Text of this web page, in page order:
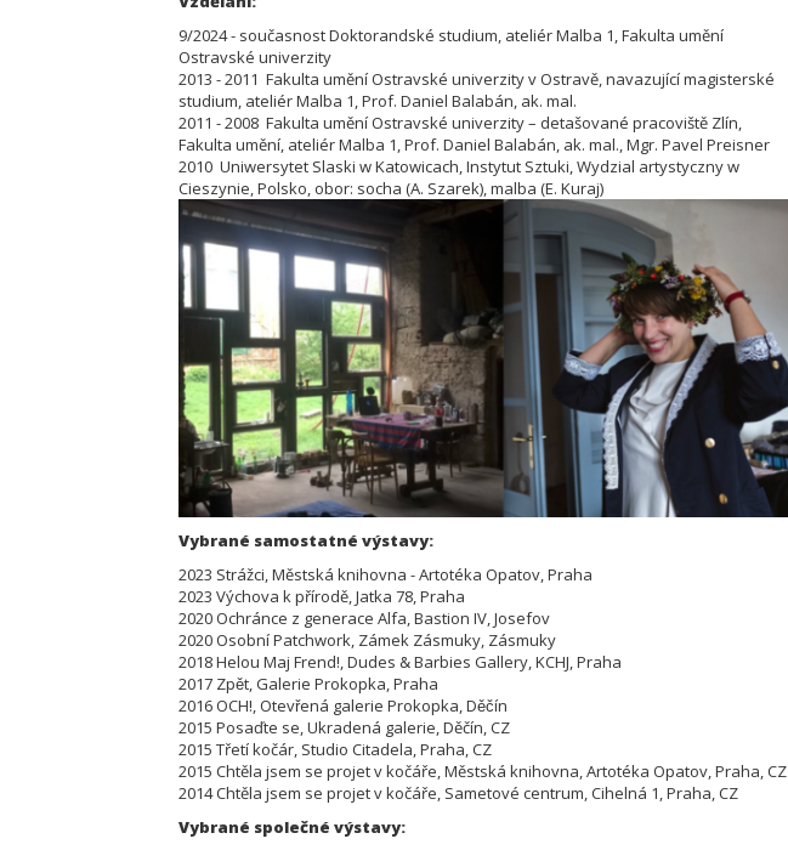
9/2024 - současnost Doktorandské studium, ateliér Malba 1, Fakulta umění
Ostravské univerzity
2013 - 2011 Fakulta umění Ostravské univerzity v Ostravě, navazující magisterské
studium, ateliér Malba 1, Prof. Daniel Balabán, ak. mal.
2011 - 2008 Fakulta umění Ostravské univerzity – detašované pracoviště Zlín,
Fakulta umění, ateliér Malba 1, Prof. Daniel Balabán, ak. mal., Mgr. Pavel Preisner
2010 Uniwersytet Slaski w Katowicach, Instytut Sztuki, Wydzial artystyczny w
Cieszynie, Polsko, obor: socha (A. Szarek), malba (E. Kuraj)
Vybrané samostatné výstavy:
2023 Strážci, Městská knihovna - Artotéka Opatov, Praha
2023 Výchova k přírodě, Jatka 78, Praha
2020 Ochránce z generace Alfa, Bastion IV, Josefov
2020 Osobní Patchwork, Zámek Zásmuky, Zásmuky
2018 Helou Maj Frend!, Dudes & Barbies Gallery, KCHJ, Praha
2017 Zpět, Galerie Prokopka, Praha
2016 OCH!, Otevřená galerie Prokopka, Děčín
2015 Posaďte se, Ukradená galerie, Děčín, CZ
2015 Třetí kočár, Studio Citadela, Praha, CZ
2015 Chtěla jsem se projet v kočáře, Městská knihovna, Artotéka Opatov, Praha, CZ
2014 Chtěla jsem se projet v kočáře, Sametové centrum, Cihelná 1, Praha, CZ
Vybrané společné výstavy: